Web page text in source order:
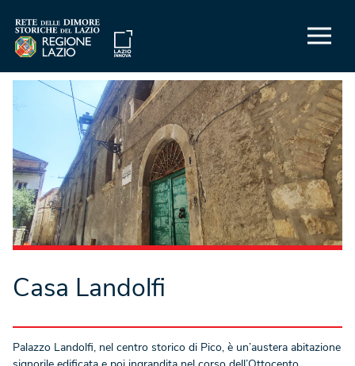
Casa Landolfi
Palazzo Landolfi, nel centro storico di Pico, è un’austera abitazione